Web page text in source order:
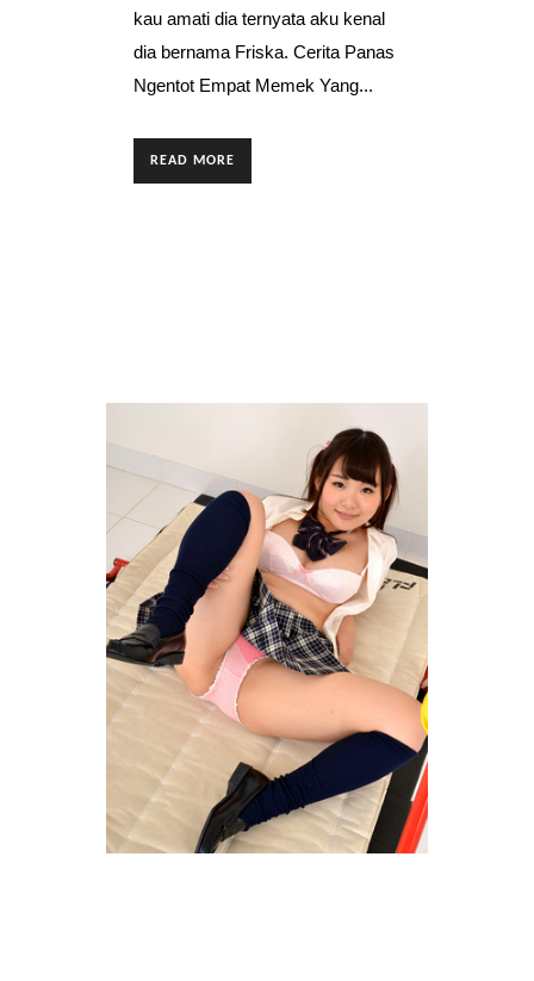
kau amati dia ternyata aku kenal
dia bernama Friska. Cerita Panas
Ngentot Empat Memek Yang...
READ MORE